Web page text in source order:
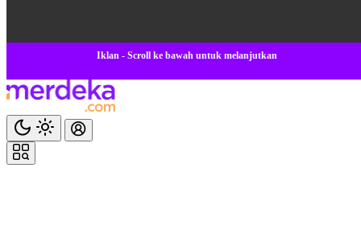
Iklan - Scroll ke bawah untuk melanjutkan